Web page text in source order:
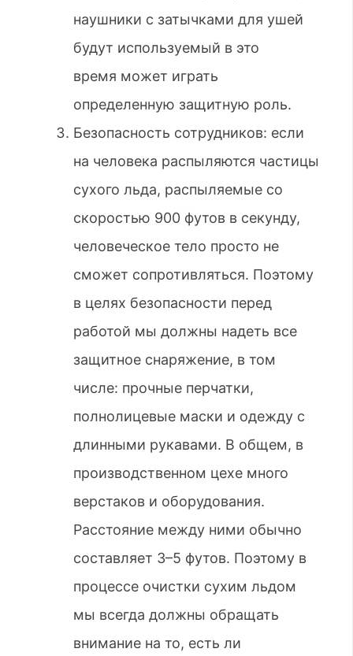
наушники с затычками для ушей
будут используемый в это
время может играть
определенную защитную роль.
Безопасность сотрудников: если
на человека распыляются частицы
сухого льда, распыляемые со
скоростью 900 футов в секунду,
человеческое тело просто не
сможет сопротивляться. Поэтому
в целях безопасности перед
работой мы должны надеть все
защитное снаряжение, в том
числе: прочные перчатки,
полнолицевые маски и одежду с
длинными рукавами. В общем, в
производственном цехе много
верстаков и оборудования.
Расстояние между ними обычно
составляет 3–5 футов. Поэтому в
процессе очистки сухим льдом
мы всегда должны обращать
внимание на то, есть ли